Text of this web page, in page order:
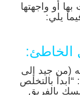
أو واجهتها
يلي:
(من جيد إلى
بالتخلص
بالفريق